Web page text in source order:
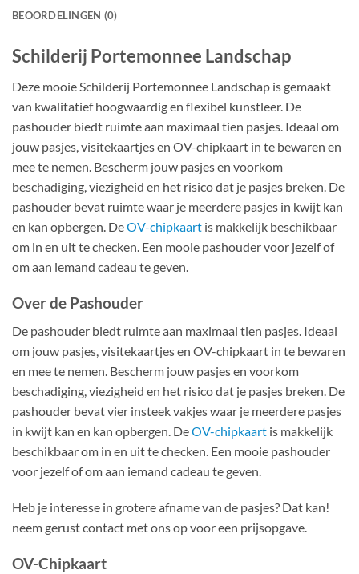
BEOORDELINGEN (0)
Schilderij Portemonnee Landschap
Deze mooie Schilderij Portemonnee Landschap is gemaakt
van kwalitatief hoogwaardig en flexibel kunstleer. De
pashouder biedt ruimte aan maximaal tien pasjes. Ideaal om
jouw pasjes, visitekaartjes en OV-chipkaart in te bewaren en
mee te nemen. Bescherm jouw pasjes en voorkom
beschadiging, viezigheid en het risico dat je pasjes breken. De
pashouder bevat ruimte waar je meerdere pasjes in kwijt kan
en kan opbergen. DeOV-chipkaart is makkelijk beschikbaar
om in en uit te checken. Een mooie pashouder voor jezelf of
om aan iemand cadeau te geven.
Over de Pashouder
De pashouder biedt ruimte aan maximaal tien pasjes. Ideaal
om jouw pasjes, visitekaartjes en OV-chipkaart in te bewaren
en mee te nemen. Bescherm jouw pasjes en voorkom
beschadiging, viezigheid en het risico dat je pasjes breken. De
pashouder bevat vier insteek vakjes waar je meerdere pasjes
in kwijt kan en kan opbergen. DeOV-chipkaart is makkelijk
beschikbaar om in en uit te checken. Een mooie pashouder
voor jezelf of om aan iemand cadeau te geven.
Heb je interesse in grotere afname van de pasjes? Dat kan!
neem gerust contact met ons op voor een prijsopgave.
OV-Chipkaart